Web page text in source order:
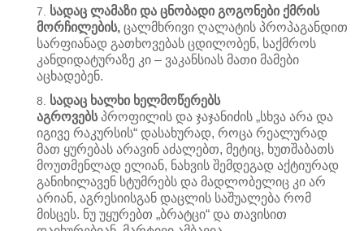
სადაც ლამაზი და ცნობადი გოგონები ქმრის
მორჩილების, ცალმხრივი ღალატის პროპაგანდით
სარფიანად გათხოვებას ცდილობენ, საქმროს
კანდიდატურაზე კი – ვაკანსიას მათი მამები
აცხადებენ.
სადაც ხალხი ხელმოწერებს
აგროვებსპროფილის და ჯაჯანიძის „სხვა არა და
იგივე რაკურსის“ დასახურად, როცა რეალურად
მათ ყურებას არავინ აძალებთ, მეტიც, ხუთშაბათს
მოუთმენლად ელიან, ნახვის შემდეგად აქტიურად
განიხილავენ სტუმრებს და მადლობელიც კი არ
არიან, აგრესიისგან დაცლის საშუალება რომ
მისცეს. ნუ უყურებთ „ბრატცი“ და თავისით